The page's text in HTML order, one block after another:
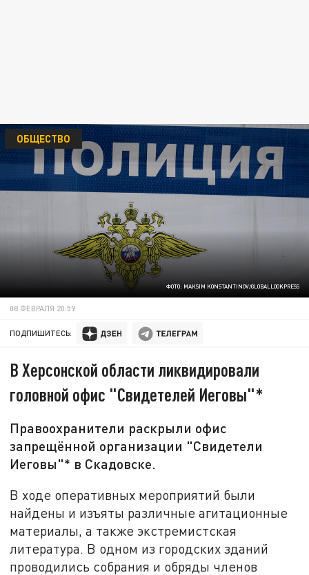
ФОТО: MAKSIM KONSTANTINOV/GLOBALLOOKPRESS
ОБЩЕСТВО
08 ФЕВРАЛЯ 20:59
ПОДПИШИТЕСЬ:
В Херсонской области ликвидировали
головной офис "Свидетелей Иеговы"*
Правоохранители раскрыли офис
запрещённой организации "Свидетели
Иеговы"* в Скадовске.
В ходе оперативных мероприятий были
найдены и изъяты различные агитационные
материалы, а также экстремистская
литература. В одном из городских зданий
проводились собрания и обряды членов